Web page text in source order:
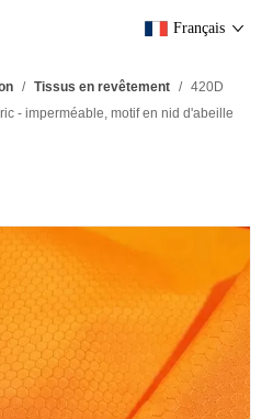
Français
/ Tissus en revêtement / 420D
- imperméable, motif en nid d'abeille